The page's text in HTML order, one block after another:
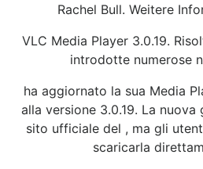
Rachel Bull. Weitere
VLC Media Player 3.0.19.
introdotte numerose
ha aggiornato la sua Media
alla versione 3.0.19. La
sito ufficiale del , ma gli
scaricarla